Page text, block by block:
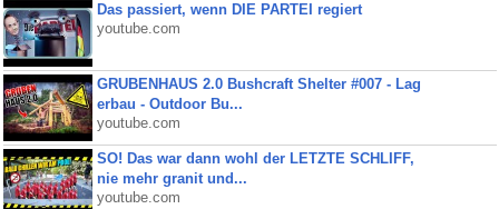
Das passiert, wenn DIE PARTEI regiert
youtube.com
GRUBENHAUS 2.0 Bushcraft Shelter #007 - Lag
erbau - Outdoor Bu...
youtube.com
SO! Das war dann wohl der LETZTE SCHLIFF,
nie mehr granit und...
youtube.com